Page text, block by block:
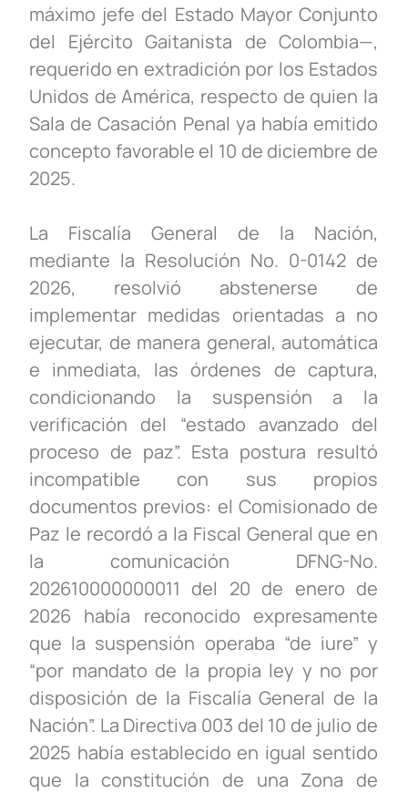
máximo jefe del Estado Mayor Conjunto
del Ejército Gaitanista de Colombia—,
requerido en extradición por los Estados
Unidos de América, respecto de quien la
Sala de Casación Penal ya había emitido
concepto favorable el 10 de diciembre de
2025.
La Fiscalía General de la Nación,
mediante la Resolución No. 0-0142 de
2026, resolvió abstenerse de
implementar medidas orientadas a no
ejecutar, de manera general, automática
e inmediata, las órdenes de captura,
condicionando la suspensión a la
verificación del “estado avanzado del
proceso de paz”. Esta postura resultó
incompatible con sus propios
documentos previos: el Comisionado de
Paz le recordó a la Fiscal General que en
la comunicación DFNG-No.
202610000000011 del 20 de enero de
2026 había reconocido expresamente
que la suspensión operaba “de iure” y
“por mandato de la propia ley y no por
disposición de la Fiscalía General de la
Nación”. La Directiva 003 del 10 de julio de
2025 había establecido en igual sentido
que la constitución de una Zona de